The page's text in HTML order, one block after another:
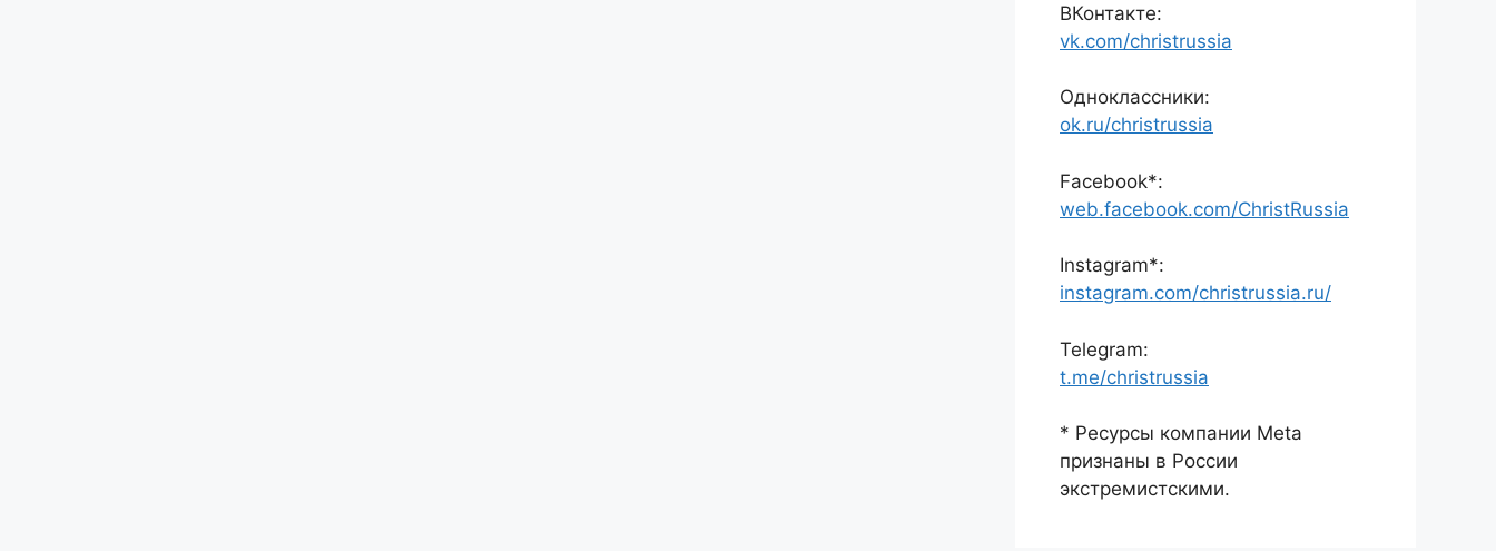
ВКонтакте:
vk.com/christrussia
Одноклассники:
ok.ru/christrussia
Facebook*:
web.facebook.com/ChristRussia
Instagram*:
instagram.com/christrussia.ru/
Telegram:
t.me/christrussia
* Ресурсы компании Meta
признаны в России
экстремистскими.